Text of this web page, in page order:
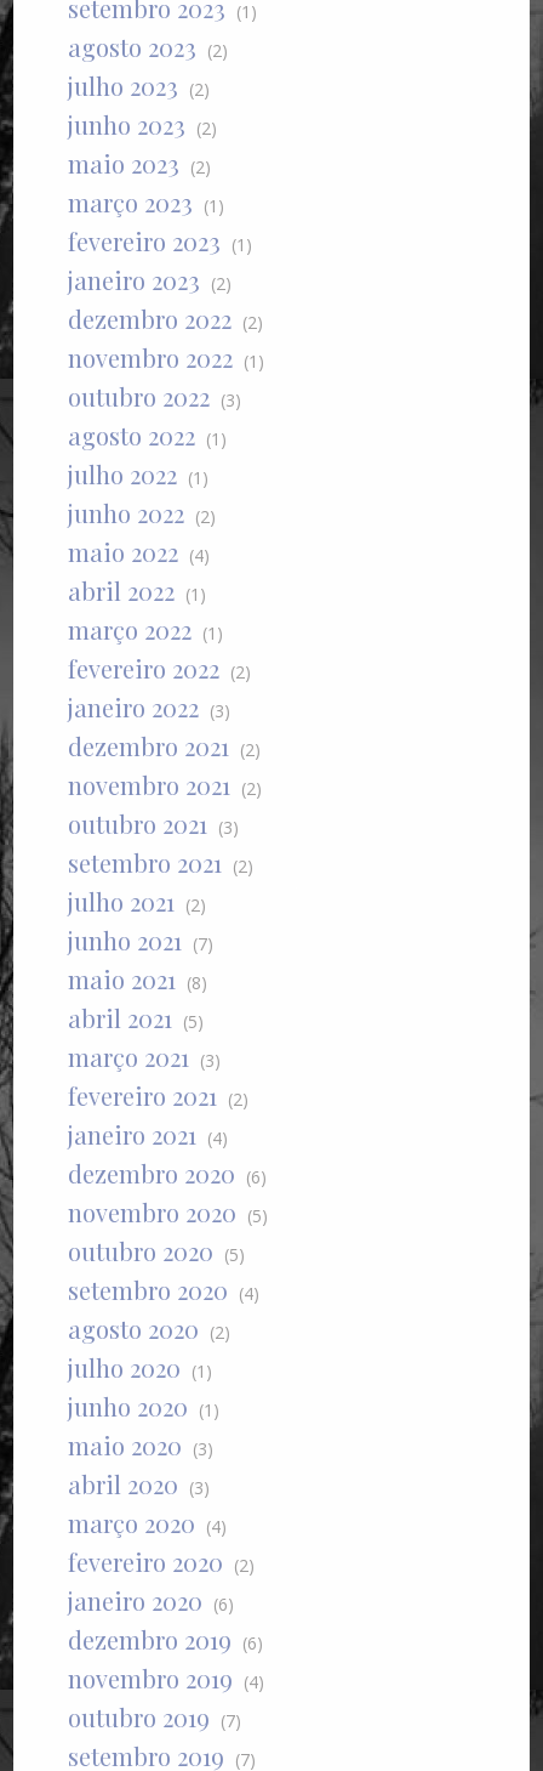
setembro 2023 (1)
agosto 2023 (2)
julho 2023 (2)
junho 2023 (2)
maio 2023 (2)
março 2023 (1)
fevereiro 2023 (1)
janeiro 2023 (2)
dezembro 2022 (2)
novembro 2022 (1)
outubro 2022 (3)
agosto 2022 (1)
julho 2022 (1)
junho 2022 (2)
maio 2022 (4)
abril 2022 (1)
março 2022 (1)
fevereiro 2022 (2)
janeiro 2022 (3)
dezembro 2021 (2)
novembro 2021 (2)
outubro 2021 (3)
setembro 2021 (2)
julho 2021 (2)
junho 2021 (7)
maio 2021 (8)
abril 2021 (5)
março 2021 (3)
fevereiro 2021 (2)
janeiro 2021 (4)
dezembro 2020 (6)
novembro 2020 (5)
outubro 2020 (5)
setembro 2020 (4)
agosto 2020 (2)
julho 2020 (1)
junho 2020 (1)
maio 2020 (3)
abril 2020 (3)
março 2020 (4)
fevereiro 2020 (2)
janeiro 2020 (6)
dezembro 2019 (6)
novembro 2019 (4)
outubro 2019 (7)
setembro 2019 (7)